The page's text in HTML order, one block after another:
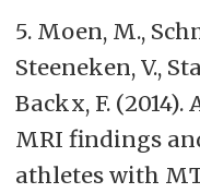
5. Moen, M.,
Steeneken, V.,
Backx, F.
MRI findings
athletes with